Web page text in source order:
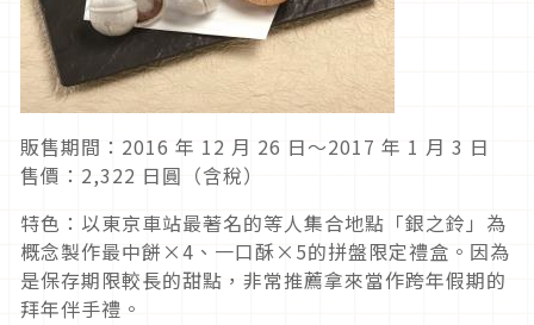
販售期間：2016 年 12 月 26 日～2017 年 1 月 3 日
售價：2,322 日圓（含稅）
特色：以東京車站最著名的等人集合地點「銀之鈴」為
概念製作最中餅×4、一口酥×5的拼盤限定禮盒。因為
是保存期限較長的甜點，非常推薦拿來當作跨年假期的
拜年伴手禮。